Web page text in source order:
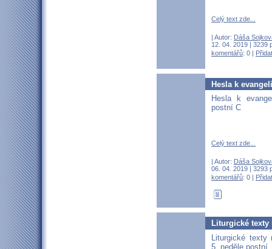
Celý text zde...
| Autor: Dáša
12. 04. 2019 | 3239
komentářů: 0 |
Hesla k
Hesla k
postní C
Celý text zde...
| Autor: Dáša
06. 04. 2019 | 3293
komentářů: 0 |
Liturgické texty
Liturgické texty
5. neděle postní